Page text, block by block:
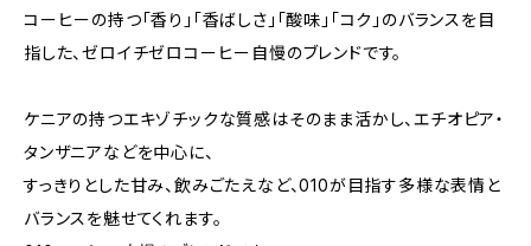
コーヒーの持つ「香り」「香ばしさ」「酸味」「コク」のバランスを目
指した、ゼロイチゼロコーヒー自慢のブレンドです。
ケニアの持つエキゾチックな質感はそのまま活かし、エチオピア・
タンザニアなどを中心に、
すっきりとした甘み、飲みごたえなど、010が目指す多様な表情と
バランスを魅せてくれます。